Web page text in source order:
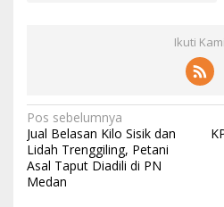
Ikuti Kami
N
a
v
Pos sebelumnya
Jual Belasan Kilo Sisik dan
Lidah Trenggiling, Petani
Asal Taput Diadili di PN
Medan